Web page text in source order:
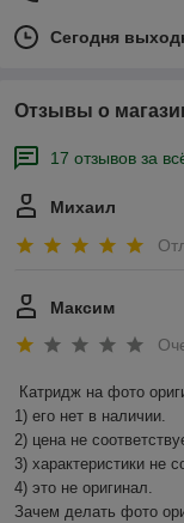
Сегодня
Отзывы о
17 отзывов за
Михаил
Максим
Катридж на фото
1) его нет в наличии.
2) цена не
3) характеристики не
4) это не оригинал.
Зачем делать фото